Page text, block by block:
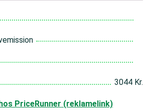
3044 Kr.
PriceRunner (reklamelink)